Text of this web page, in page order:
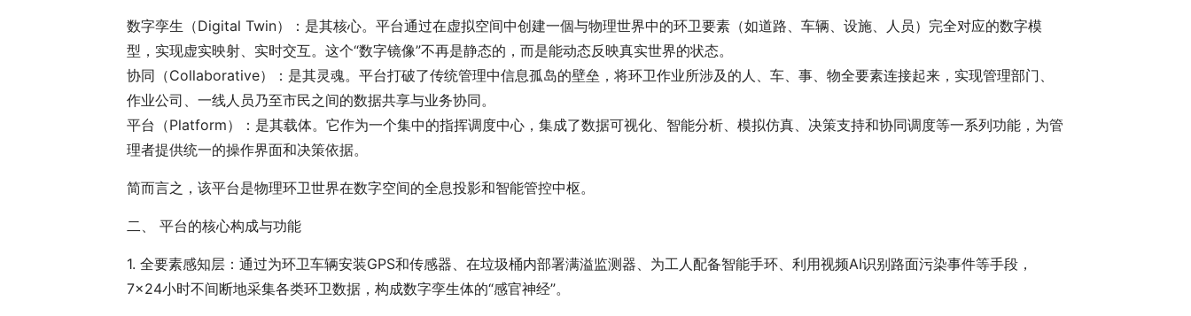
数字孪生（Digital Twin）：是其核心。平台通过在虚拟空间中创建一個与物理世界中的环卫要素（如道路、车辆、设施、人员）完全对应的数字模
型，实现虚实映射、实时交互。这个“数字镜像”不再是静态的，而是能动态反映真实世界的状态。
协同（Collaborative）：是其灵魂。平台打破了传统管理中信息孤岛的壁垒，将环卫作业所涉及的人、车、事、物全要素连接起来，实现管理部门、
作业公司、一线人员乃至市民之间的数据共享与业务协同。
平台（Platform）：是其载体。它作为一个集中的指挥调度中心，集成了数据可视化、智能分析、模拟仿真、决策支持和协同调度等一系列功能，为管
理者提供统一的操作界面和决策依据。
简而言之，该平台是物理环卫世界在数字空间的全息投影和智能管控中枢。
二、 平台的核心构成与功能
1. 全要素感知层：通过为环卫车辆安装GPS和传感器、在垃圾桶内部署满溢监测器、为工人配备智能手环、利用视频AI识别路面污染事件等手段，
7×24小时不间断地采集各类环卫数据，构成数字孪生体的“感官神经”。